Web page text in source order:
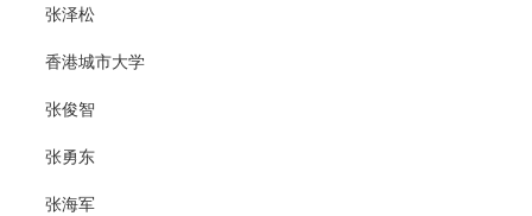
张泽松
香港城市大学
张俊智
张勇东
张海军